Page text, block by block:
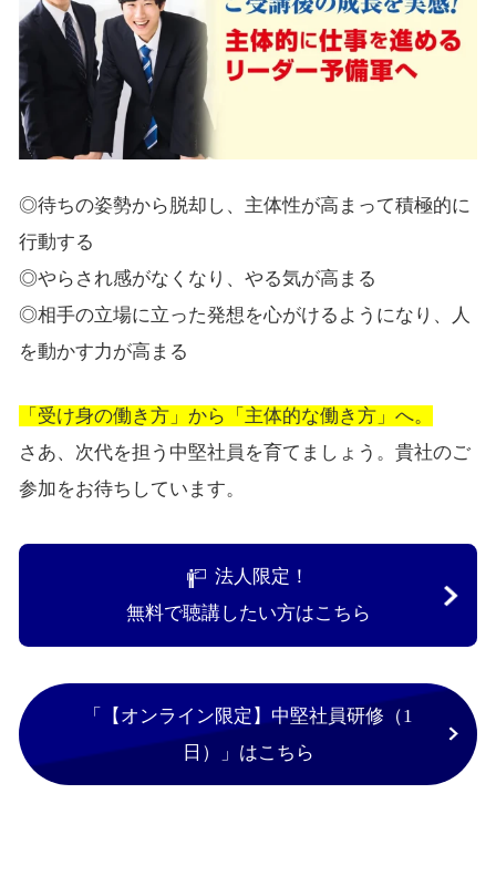
◎待ちの姿勢から脱却し、主体性が高まって積極的に
行動する
◎やらされ感がなくなり、やる気が高まる
◎相手の立場に立った発想を心がけるようになり、人
を動かす力が高まる
「受け身の働き方」から「主体的な働き方」へ。
さあ、次代を担う中堅社員を育てましょう。貴社のご
参加をお待ちしています。
法人限定！
無料で聴講したい方はこちら
「【オンライン限定】中堅社員研修（1
日）」はこちら